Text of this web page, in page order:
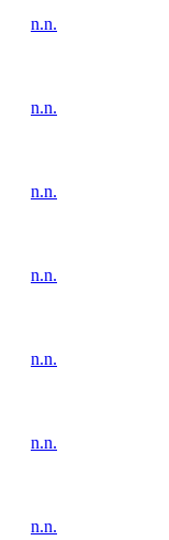
n.n.
n.n.
n.n.
n.n.
n.n.
n.n.
n.n.